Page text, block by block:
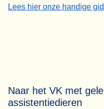
Lees hier onze handige
Naar het VK met
assistentiedieren